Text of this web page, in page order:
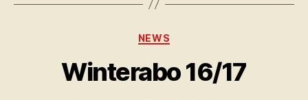
Kategorien
NEWS
Winterabo 16/17